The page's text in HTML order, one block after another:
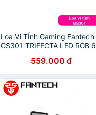
Loa Vi TÍnh Gaming Fantech
GS301 TRIFECTA LED RGB 6
Bluetooth 5.0 Và AUX 3.5mm
559.000 đ